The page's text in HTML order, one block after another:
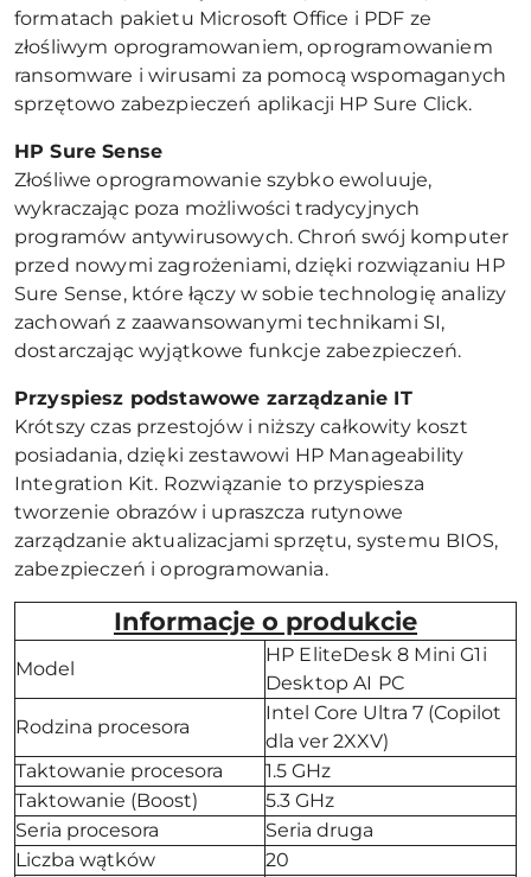
formatach pakietu Microsoft Office i PDF ze
złośliwym oprogramowaniem, oprogramowaniem
ransomware i wirusami za pomocą wspomaganych
sprzętowo zabezpieczeń aplikacji HP Sure Click.
HP Sure Sense
Złośliwe oprogramowanie szybko ewoluuje,
wykraczając poza możliwości tradycyjnych
programów antywirusowych. Chroń swój komputer
przed nowymi zagrożeniami, dzięki rozwiązaniu HP
Sure Sense, które łączy w sobie technologię analizy
zachowań z zaawansowanymi technikami SI,
dostarczając wyjątkowe funkcje zabezpieczeń.
Przyspiesz podstawowe zarządzanie IT
Krótszy czas przestojów i niższy całkowity koszt
posiadania, dzięki zestawowi HP Manageability
Integration Kit. Rozwiązanie to przyspiesza
tworzenie obrazów i upraszcza rutynowe
zarządzanie aktualizacjami sprzętu, systemu BIOS,
zabezpieczeń i oprogramowania.
Informacje o produkcie
Model
HP EliteDesk 8 Mini G1i
Desktop AI PC
Rodzina procesora
Intel Core Ultra 7 (Copilot
dla ver 2XXV)
Taktowanie procesora
1.5 GHz
Taktowanie (Boost)
5.3 GHz
Seria procesora
Seria druga
Liczba wątków
20